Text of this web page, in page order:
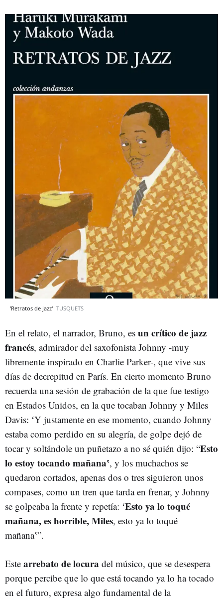
'Retratos de jazz' TUSQUETS
En el relato, el narrador, Bruno, es un crítico de jazz
francés, admirador del saxofonista Johnny -muy
libremente inspirado en Charlie Parker-, que vive sus
días de decrepitud en París. En cierto momento Bruno
recuerda una sesión de grabación de la que fue testigo
en Estados Unidos, en la que tocaban Johnny y Miles
Davis: ʻY justamente en ese momento, cuando Johnny
estaba como perdido en su alegría, de golpe dejó de
tocar y soltándole un puñetazo a no sé quién dijo: “Esto
lo estoy tocando mañanaʽ, y los muchachos se
quedaron cortados, apenas dos o tres siguieron unos
compases, como un tren que tarda en frenar, y Johnny
se golpeaba la frente y repetía: ʻEsto ya lo toqué
mañana, es horrible, Miles, esto ya lo toqué
mañanaʽ”.
Este arrebato de locura del músico, que se desespera
porque percibe que lo que está tocando ya lo ha tocado
en el futuro, expresa algo fundamental de la